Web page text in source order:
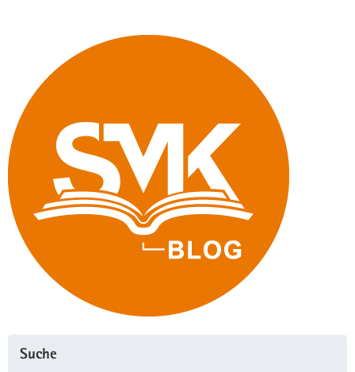
Schulen
–
Suche